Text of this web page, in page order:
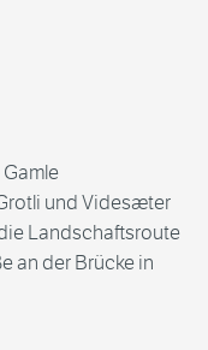
und Videsæter
Landschaftsroute
an der Brücke in